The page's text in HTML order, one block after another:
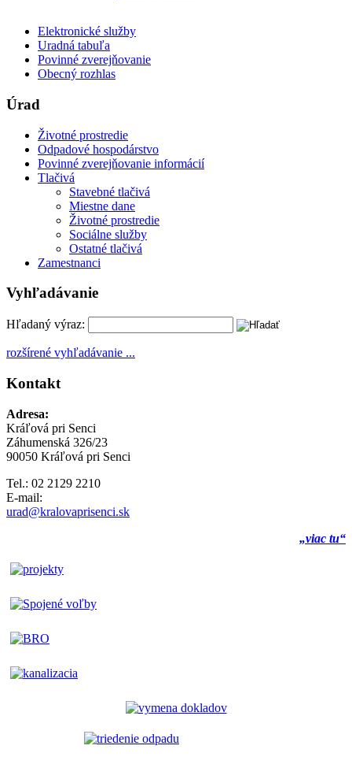
Elektronické služby
Uradná tabuľa
Povinné zverejňovanie
Obecný rozhlas
Úrad
Životné prostredie
Odpadové hospodárstvo
Povinné zverejňovanie informácií
Tlačivá
Stavebné tlačivá
Miestne dane
Životné prostredie
Sociálne služby
Ostatné tlačivá
Zamestnanci
Vyhľadávanie
Hľadaný výraz:
rozšírené vyhľadávanie ...
Kontakt
Adresa:
Kráľová pri Senci
Záhumenská 326/23
90050 Kráľová pri Senci
Tel.: 02 2129 2210
E-mail:
urad@kralovaprisenci.sk
„viac tu“